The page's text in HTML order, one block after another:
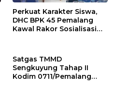
Perkuat Karakter Siswa,
DHC BPK 45 Pemalang
Kawal Rakor Sosialisasi
Satgas TMMD
Sengkuyung Tahap II
Kodim 0711/Pemalang